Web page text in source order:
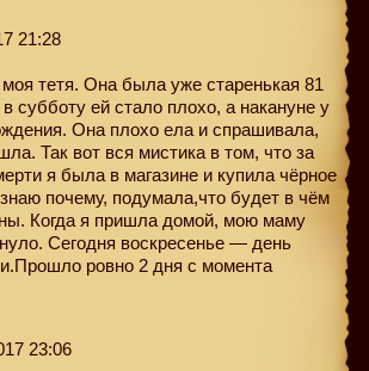
21:28
тетя. Она была уже старенькая 81
субботу ей стало плохо, а накануне у
Она плохо ела и спрашивала,
Так вот вся мистика в том, что за
я была в магазине и купила чёрное
почему, подумала,что будет в чём
Когда я пришла домой, мою маму
Сегодня воскресенье — день
ровно 2 дня с момента
23:06